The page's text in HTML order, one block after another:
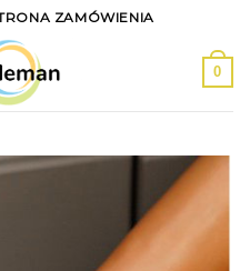
ZAMÓWIENIA
0